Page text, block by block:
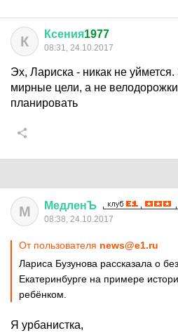
К Ксения1977
08:31, 24.10.2017
Эх, Лариска - никак не
мирные цели, а не
планировать
М МедленЪ
08:38, 24.10.2017
От пользователя news@e1.ru
Лариса Бузунова рассказала о
Екатеринбурге на примере
ребёнком.
Я урбанистка,